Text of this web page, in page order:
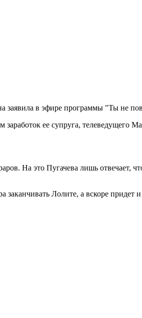
заявила в эфире программы "Ты не
ее супруга, телеведущего
На это Пугачева лишь отвечает,
Лолите, а вскоре придет